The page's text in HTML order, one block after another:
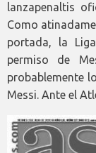
lanzapenaltis
Como
portada, la
permiso de
probablemente
Messi. Ante el